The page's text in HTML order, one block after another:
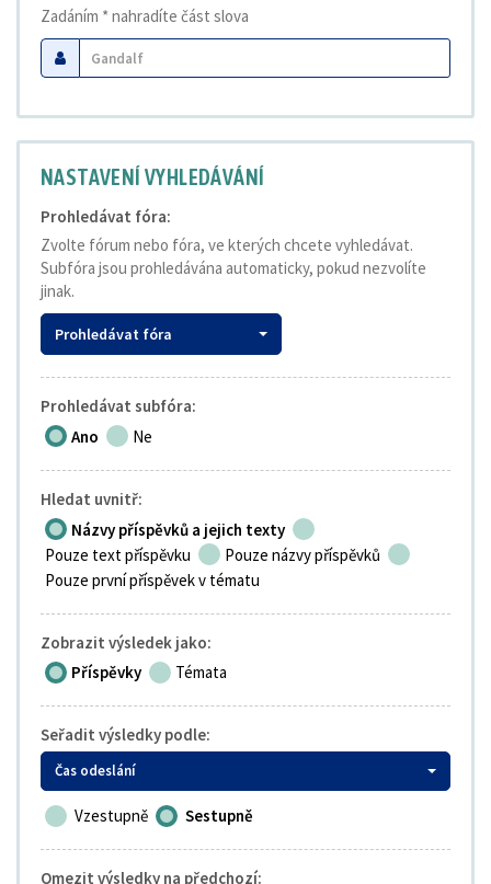
Zadáním * nahradíte část slova
NASTAVENÍ VYHLEDÁVÁNÍ
Prohledávat fóra:
Zvolte fórum nebo fóra, ve kterých chcete vyhledávat.
Subfóra jsou prohledávána automaticky, pokud nezvolíte
jinak.
Prohledávat fóra
Prohledávat subfóra:
Ano
Ne
Hledat uvnitř:
Názvy příspěvků a jejich texty
Pouze text příspěvku
Pouze názvy příspěvků
Pouze první příspěvek v tématu
Zobrazit výsledek jako:
Příspěvky
Témata
Seřadit výsledky podle:
Čas odeslání
Vzestupně Sestupně
Omezit výsledky na předchozí: